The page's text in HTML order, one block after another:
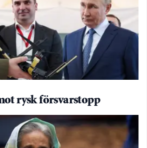
rysk försvarstopp